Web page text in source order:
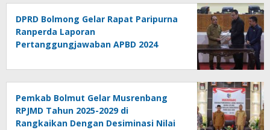
DPRD Bolmong Gelar Rapat Paripurna
Ranperda Laporan
Pertanggungjawaban APBD 2024
Pemkab Bolmut Gelar Musrenbang
RPJMD Tahun 2025-2029 di
Rangkaikan Dengan Desiminasi Nilai